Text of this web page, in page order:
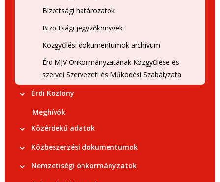
Bizottsági határozatok
Bizottsági jegyzőkönyvek
Közgyűlési dokumentumok archívum
Érd MJV Önkormányzatának Közgyűlése és
szervei Szervezeti és Működési Szabályzata
Érdi Közlöny
Meghívók
Közérdekű adatok
Közbeszerzési dokumentumok
Nemzetiségi önkormányzatok